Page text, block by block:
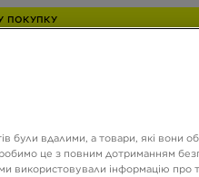
ПОКУПКУ
HEART
були вдалими, а товари, які вони
це з повним дотриманням
використовували інформацію про